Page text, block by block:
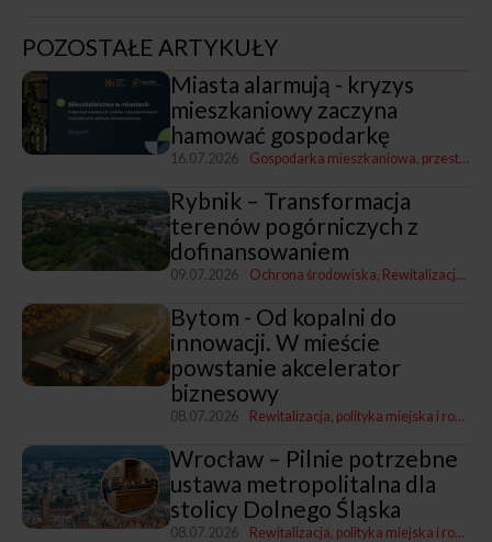
POZOSTAŁE ARTYKUŁY
Miasta alarmują - kryzys
mieszkaniowy zaczyna
hamować gospodarkę
16.07.2026 Gospodarka mieszkaniowa, przestrzenna i nieruchomościami
Rybnik – Transformacja
terenów pogórniczych z
dofinansowaniem
09.07.2026 Ochrona środowiska Rewitalizacja, polityka miejska i rozwój
Bytom - Od kopalni do
innowacji. W mieście
powstanie akcelerator
biznesowy
08.07.2026 Rewitalizacja, polityka miejska i rozwój
Wrocław – Pilnie potrzebne
ustawa metropolitalna dla
stolicy Dolnego Śląska
08.07.2026 Rewitalizacja, polityka miejska i rozwój